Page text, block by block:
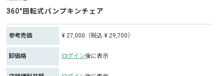
360°回転式パンプキンチェア
参考売価 ¥ 27,000（税込 ¥ 29,700）
卸価格 ログイン後に表示